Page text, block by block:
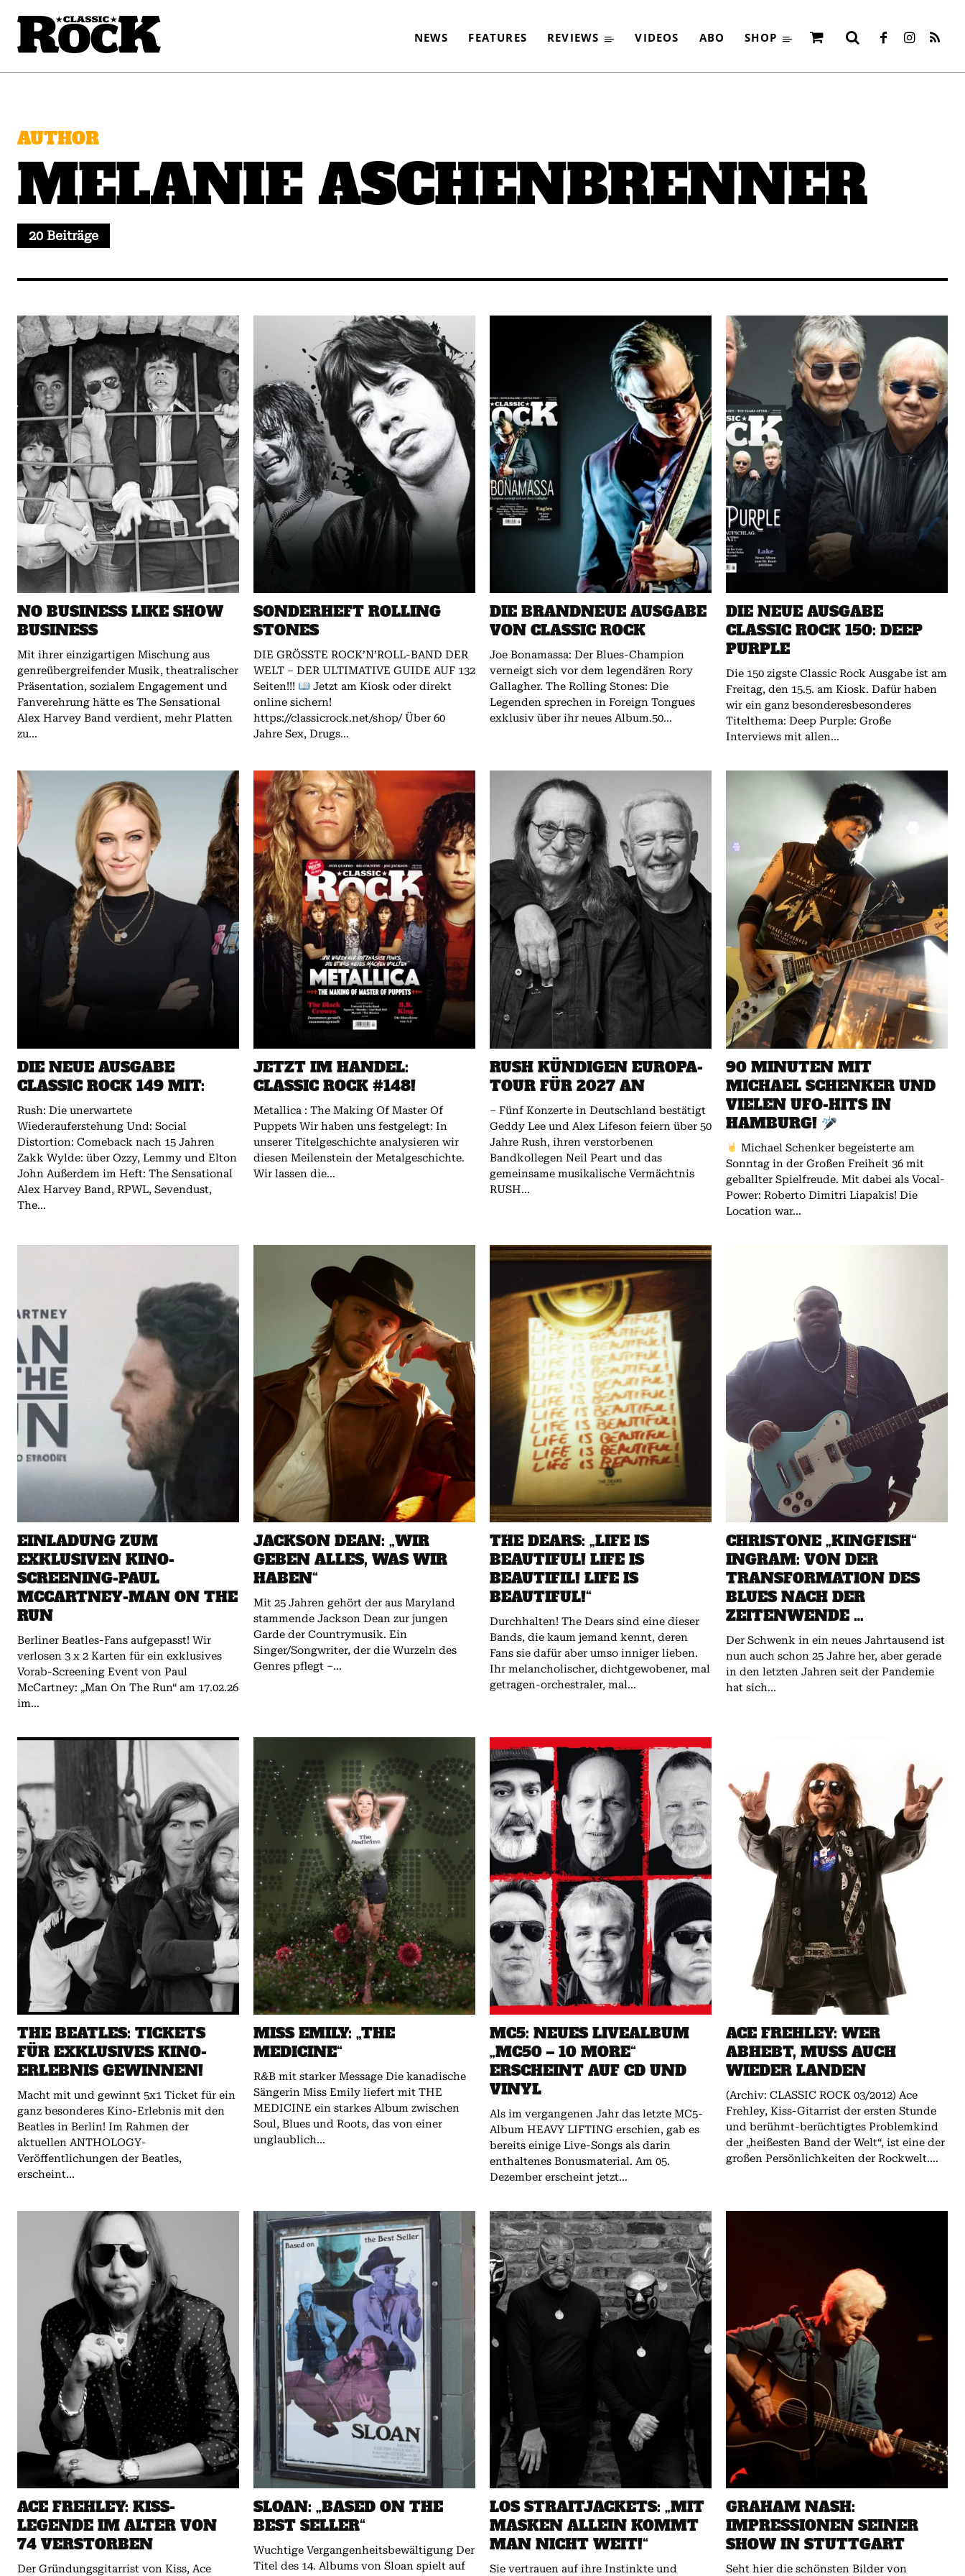
NEWS FEATURES REVIEWS VIDEOS ABO SHOP
AUTHOR
MELANIE ASCHENBRENNER
20 Beiträge
NO BUSINESS LIKE SHOW
BUSINESS
Mit ihrer einzigartigen Mischung aus
genreübergreifender Musik, theatralischer
Präsentation, sozialem Engagement und
Fanverehrung hätte es The Sensational
Alex Harvey Band verdient, mehr Platten
zu...
SONDERHEFT ROLLING
STONES
DIE GRÖSSTE ROCK’N’ROLL-BAND DER
WELT – DER ULTIMATIVE GUIDE AUF 132
Seiten!!!
Jetzt am Kiosk oder direkt
online sichern!
https://classicrock.net/shop/ Über 60
Jahre Sex, Drugs...
DIE BRANDNEUE AUSGABE
VON CLASSIC ROCK
Joe Bonamassa: Der Blues-Champion
verneigt sich vor dem legendären Rory
Gallagher. The Rolling Stones: Die
Legenden sprechen in Foreign Tongues
exklusiv über ihr neues Album.50...
DIE NEUE AUSGABE
CLASSIC ROCK 150: DEEP
PURPLE
Die 150 zigste Classic Rock Ausgabe ist am
Freitag, den 15.5. am Kiosk. Dafür haben
wir ein ganz besonderesbesonderes
Titelthema: Deep Purple: Große
Interviews mit allen...
DIE NEUE AUSGABE
CLASSIC ROCK 149 MIT:
Rush: Die unerwartete
Wiederauferstehung Und: Social
Distortion: Comeback nach 15 Jahren
Zakk Wylde: über Ozzy, Lemmy und Elton
John Außerdem im Heft: The Sensational
Alex Harvey Band, RPWL, Sevendust,
The...
JETZT IM HANDEL:
CLASSIC ROCK #148!
Metallica : The Making Of Master Of
Puppets Wir haben uns festgelegt: In
unserer Titelgeschichte analysieren wir
diesen Meilenstein der Metalgeschichte.
Wir lassen die...
RUSH KÜNDIGEN EUROPA-
TOUR FÜR 2027 AN
– Fünf Konzerte in Deutschland bestätigt
Geddy Lee und Alex Lifeson feiern über 50
Jahre Rush, ihren verstorbenen
Bandkollegen Neil Peart und das
gemeinsame musikalische Vermächtnis
RUSH...
90 MINUTEN MIT
MICHAEL SCHENKER UND
VIELEN UFO-HITS IN
HAMBURG!
Michael Schenker begeisterte am
Sonntag in der Großen Freiheit 36 mit
geballter Spielfreude. Mit dabei als Vocal-
Power: Roberto Dimitri Liapakis! Die
Location war...
EINLADUNG ZUM
EXKLUSIVEN KINO-
SCREENING-PAUL
MCCARTNEY-MAN ON THE
RUN
Berliner Beatles-Fans aufgepasst! Wir
verlosen 3 x 2 Karten für ein exklusives
Vorab-Screening Event von Paul
McCartney: „Man On The Run“ am 17.02.26
im...
JACKSON DEAN: „WIR
GEBEN ALLES, WAS WIR
HABEN“
Mit 25 Jahren gehört der aus Maryland
stammende Jackson Dean zur jungen
Garde der Countrymusik. Ein
Singer/Songwriter, der die Wurzeln des
Genres pflegt –...
THE DEARS: „LIFE IS
BEAUTIFUL! LIFE IS
BEAUTIFIL! LIFE IS
BEAUTIFUL!“
Durchhalten! The Dears sind eine dieser
Bands, die kaum jemand kennt, deren
Fans sie dafür aber umso inniger lieben.
Ihr melancholischer, dichtgewobener, mal
getragen-orchestraler, mal...
CHRISTONE „KINGFISH“
INGRAM: VON DER
TRANSFORMATION DES
BLUES NACH DER
ZEITENWENDE …
Der Schwenk in ein neues Jahrtausend ist
nun auch schon 25 Jahre her, aber gerade
in den letzten Jahren seit der Pandemie
hat sich...
THE BEATLES: TICKETS
FÜR EXKLUSIVES KINO-
ERLEBNIS GEWINNEN!
Macht mit und gewinnt 5x1 Ticket für ein
ganz besonderes Kino-Erlebnis mit den
Beatles in Berlin! Im Rahmen der
aktuellen ANTHOLOGY-
Veröffentlichungen der Beatles,
erscheint...
MISS EMILY: „THE
MEDICINE“
R&B mit starker Message Die kanadische
Sängerin Miss Emily liefert mit THE
MEDICINE ein starkes Album zwischen
Soul, Blues und Roots, das von einer
unglaublich...
MC5: NEUES LIVEALBUM
„MC50 – 10 MORE“
ERSCHEINT AUF CD UND
VINYL
Als im vergangenen Jahr das letzte MC5-
Album HEAVY LIFTING erschien, gab es
bereits einige Live-Songs als darin
enthaltenes Bonusmaterial. Am 05.
Dezember erscheint jetzt...
ACE FREHLEY: WER
ABHEBT, MUSS AUCH
WIEDER LANDEN
(Archiv: CLASSIC ROCK 03/2012) Ace
Frehley, Kiss-Gitarrist der ersten Stunde
und berühmt-berüchtigtes Problemkind
der „heißesten Band der Welt“, ist eine der
großen Persönlichkeiten der Rockwelt....
ACE FREHLEY: KISS-
LEGENDE IM ALTER VON
74 VERSTORBEN
Der Gründungsgitarrist von Kiss, Ace
SLOAN: „BASED ON THE
BEST SELLER“
Wuchtige Vergangenheitsbewältigung Der
Titel des 14. Albums von Sloan spielt auf
LOS STRAITJACKETS: „MIT
MASKEN ALLEIN KOMMT
MAN NICHT WEIT!“
Sie vertrauen auf ihre Instinkte und
GRAHAM NASH:
IMPRESSIONEN SEINER
SHOW IN STUTTGART
Seht hier die schönsten Bilder von